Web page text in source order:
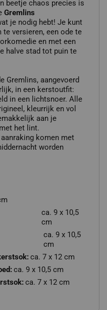
beetje chaos precies is
Gremlins
je nodig hebt! Je kunt
versieren, een ode te
en met een
halve stad tot puin te
Gremlins, aangevoerd
in een kerstoutfit:
in een lichtsnoer. Alle
kleurrijk en vol
aan je
het lint.
komen met
worden
ca. 9 x 10,5
cm
ca. 9 x 10,5
cm
ca. 7 x 12 cm
ca. 9 x 10,5 cm
ca. 7 x 12 cm